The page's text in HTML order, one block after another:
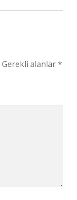
Gerekli alanlar*